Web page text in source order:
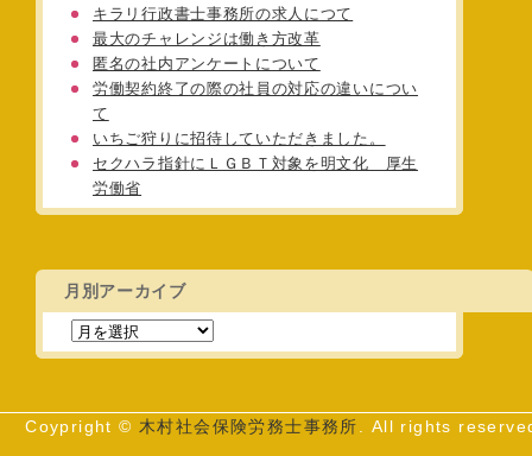
キラリ行政書士事務所の求人につて
最大のチャレンジは働き方改革
匿名の社内アンケートについて
労働契約終了の際の社員の対応の違いについ
て
いちご狩りに招待していただきました。
セクハラ指針にＬＧＢＴ対象を明文化 厚生
労働省
月別アーカイブ
Coypright © 木村社会保険労務士事務所 . All rights